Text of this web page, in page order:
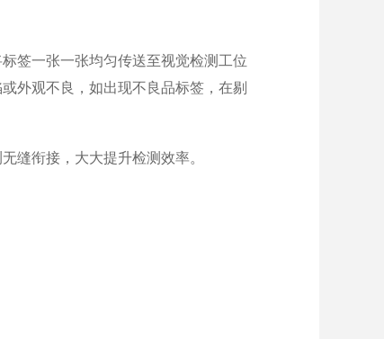
签一张一张均匀传送至视觉检测工位
外观不良，如出现不良品标签，在剔
缝衔接，大大提升检测效率。